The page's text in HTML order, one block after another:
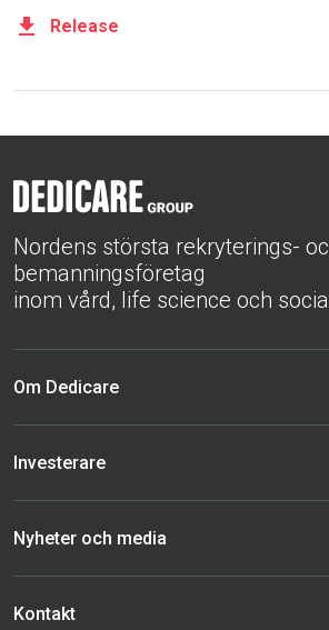
Release
Nordens största rekryterings-
bemanningsföretag
inom vård, life science och
Om Dedicare
Investerare
Nyheter och media
Kontakt